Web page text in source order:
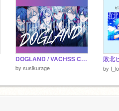
DOGLAND / VACHSS Cover
by susikurage
敗北
by